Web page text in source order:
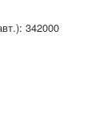
342000